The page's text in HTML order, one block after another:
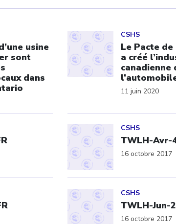
usine
sont
dans
CSHS
Le Pacte
a créé
canadienne
11 juin 2020
CSHS
TWLH-Avr-
16 octobre 2017
CSHS
TWLH-Jun-
16 octobre 2017